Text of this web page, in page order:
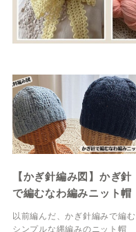
【かぎ針編み図】かぎ針
で編むなわ編みニット帽
以前編んだ、かぎ針編みで編む
シンプルな縄編みのニット帽